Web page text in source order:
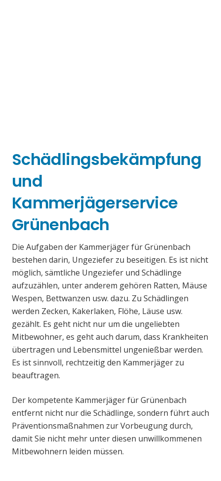
Schädlingsbekämpfung
und
Kammerjägerservice
Grünenbach
Die Aufgaben der Kammerjäger für Grünenbach
bestehen darin, Ungeziefer zu beseitigen. Es ist nicht
möglich, sämtliche Ungeziefer und Schädlinge
aufzuzählen, unter anderem gehören Ratten, Mäuse
Wespen, Bettwanzen usw. dazu. Zu Schädlingen
werden Zecken, Kakerlaken, Flöhe, Läuse usw.
gezählt. Es geht nicht nur um die ungeliebten
Mitbewohner, es geht auch darum, dass Krankheiten
übertragen und Lebensmittel ungenießbar werden.
Es ist sinnvoll, rechtzeitig den Kammerjäger zu
beauftragen.
Der kompetente Kammerjäger für Grünenbach
entfernt nicht nur die Schädlinge, sondern führt auch
Präventionsmaßnahmen zur Vorbeugung durch,
damit Sie nicht mehr unter diesen unwillkommenen
Mitbewohnern leiden müssen.